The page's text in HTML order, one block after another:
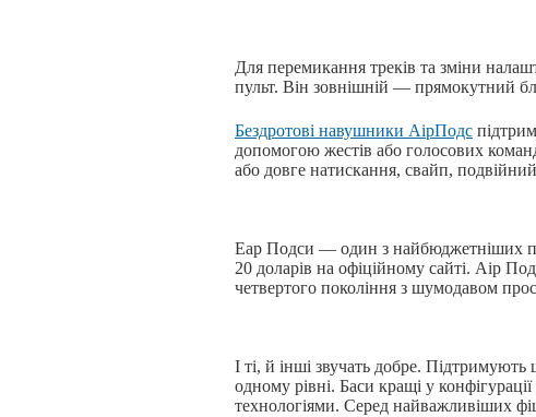
Для перемикання треків та зміни
пульт. Він зовнішній — прямокутний
Бездротові навушники АірПодс
допомогою жестів або голосових
або довге натискання, свайп,
Еар Подси — один з найбюджетніших
20 доларів на офіційному сайті. Аір
четвертого покоління з шумодавом
І ті, й інші звучать добре.
одному рівні. Баси кращі у
технологіями. Серед найважливіших